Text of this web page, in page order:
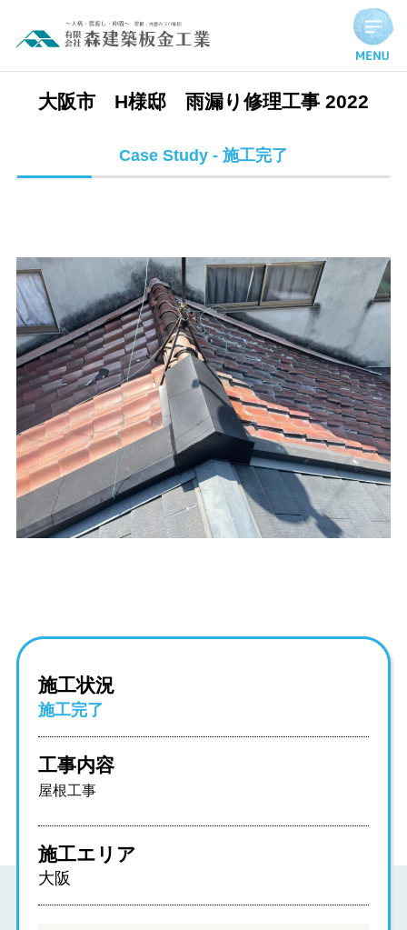
大阪市 H様邸 雨漏り修理工事 2022 | 施工完了実績
大阪市 H様邸 雨漏り修理工事 2022
Case Study - 施工完了
施工状況
施工完了
工事内容
屋根工事
施工エリア
大阪